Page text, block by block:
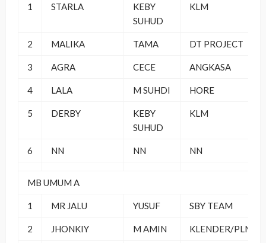
1 STARLA
KEBY
SUHUD
KLM
2 MALIKA TAMA DT PROJECT
3 AGRA CECE ANGKASA
4 LALA M SUHDI HORE
5 DERBY
KEBY
SUHUD
KLM
6 NN NN NN
MB UMUM A
1 MR JALU YUSUF SBY TEAM
2 JHONKIY M AMIN KLENDER/PLN